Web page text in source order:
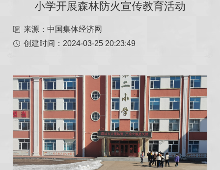
小学开展森林防火宣传教育活动
来源：中国集体经济网
创建时间： 2024-03-25 20:23:49